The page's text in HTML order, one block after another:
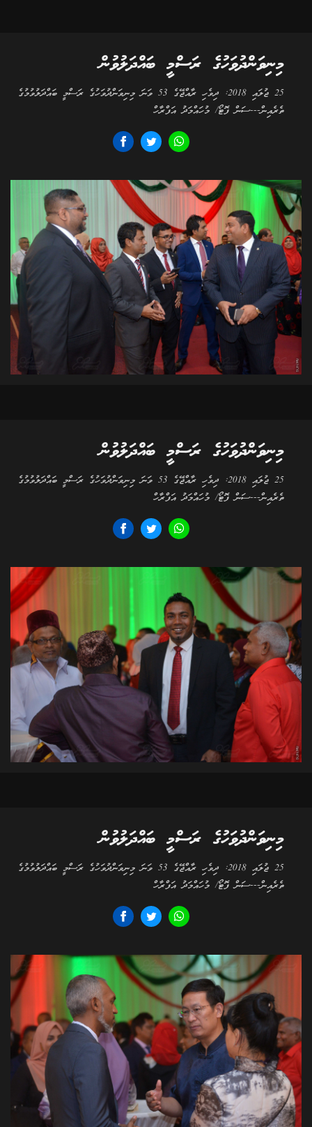
މިނިވަންދުވަހުގެ ރަސްމީ ބައްދަލުވުން
25 ޖުލައި 2018: ދިވެހި ރާއްޖޭގެ 53 ވަނަ މިނިވަންދުވަހުގެ ރަސްމީ ބައްދަލުވުމުގެ
ތެރެއިން---ސަން ފޮޓޯ/ މުހައްމަދު އަފްރާހް
މިނިވަންދުވަހުގެ ރަސްމީ ބައްދަލުވުން
25 ޖުލައި 2018: ދިވެހި ރާއްޖޭގެ 53 ވަނަ މިނިވަންދުވަހުގެ ރަސްމީ ބައްދަލުވުމުގެ
ތެރެއިން---ސަން ފޮޓޯ/ މުހައްމަދު އަފްރާހް
މިނިވަންދުވަހުގެ ރަސްމީ ބައްދަލުވުން
25 ޖުލައި 2018: ދިވެހި ރާއްޖޭގެ 53 ވަނަ މިނިވަންދުވަހުގެ ރަސްމީ ބައްދަލުވުމުގެ
ތެރެއިން---ސަން ފޮޓޯ/ މުހައްމަދު އަފްރާހް